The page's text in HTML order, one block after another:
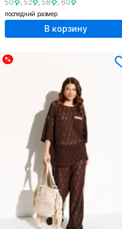
50 , 52 , 58 , 60
последний размер
В корзину
%